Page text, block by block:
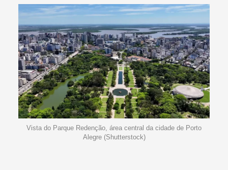
Vista do Parque Redenção, área central da cidade de Porto
Alegre (Shutterstock)